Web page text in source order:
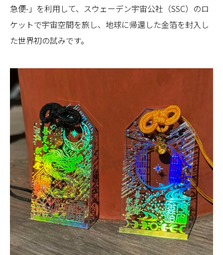
急便-」を利用して、スウェーデン宇宙公社（SSC）のロ
ケットで宇宙空間を旅し、地球に帰還した金箔を封入し
た世界初の試みです。